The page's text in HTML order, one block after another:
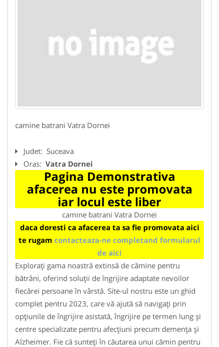
camine batrani Vatra Dornei
Judet: Suceava
Oras: Vatra Dornei
Pagina Demonstrativa
afacerea nu este promovata
iar locul este liber
camine batrani Vatra Dornei
daca doresti ca afacerea ta sa fie promovata aici
te rugam contacteaza-ne completand formularul
de aici
Explorați gama noastră extinsă de cămine pentru
bătrâni, oferind soluții de îngrijire adaptate nevoilor
fiecărei persoane în vârstă. Site-ul nostru este un ghid
complet pentru 2023, care vă ajută să navigați prin
opțiunile de îngrijire asistată, îngrijire pe termen lung și
centre specializate pentru afecțiuni precum demența și
Alzheimer. Fie că sunteți în căutarea unui cămin pentru